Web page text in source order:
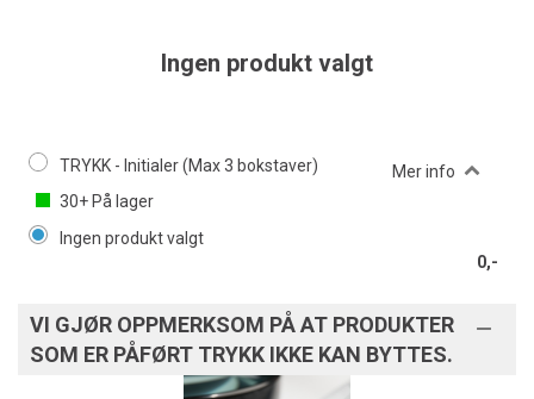
Ingen produkt valgt
TRYKK - Initialer (Max 3 bokstaver)
Mer info
30+ På lager
Ingen produkt valgt
0,-
VI GJØR OPPMERKSOM PÅ AT PRODUKTER
SOM ER PÅFØRT TRYKK IKKE KAN BYTTES.